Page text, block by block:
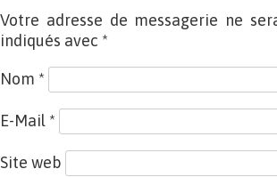
Votre adresse de messagerie ne
indiqués avec *
Nom *
E-Mail *
Site web